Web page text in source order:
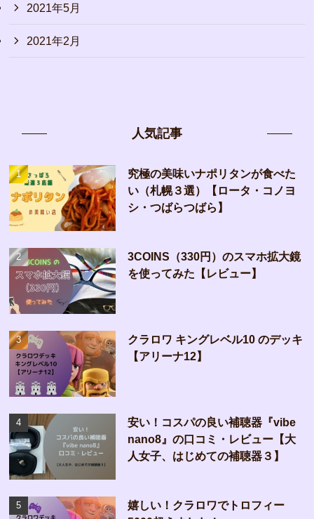
2021年5月
2021年2月
人気記事
究極の美味いナポリタンが食べた
い（札幌３選）【ロータ・コノヨ
シ・つばらつばら】
3COINS（330円）のスマホ拡大鏡
を使ってみた【レビュー】
クラロワ キングレベル10 のデッキ
【アリーナ12】
安い！コスパの良い補聴器『vibe
nano8』の口コミ・レビュー【大
人女子、はじめての補聴器３】
嬉しい！クラロワでトロフィー